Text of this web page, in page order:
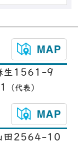
生1561-9
（代表）
田2564-10